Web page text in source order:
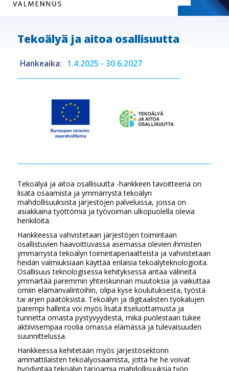
Tekoälyä ja aitoa osallisuutta
Hankeaika: 1.4.2025 - 30.6.2027
Tekoälyä ja aitoa osallisuutta -hankkeen tavoitteena on
lisätä osaamista ja ymmärrystä tekoälyn
mahdollisuuksista järjestöjen palveluissa, joissa on
asiakkaina työttömiä ja työvoiman ulkopuolella olevia
henkilöitä.
Hankkeessa vahvistetaan järjestöjen toimintaan
osallistuvien haavoittuvassa asemassa olevien ihmisten
ymmärrystä tekoälyn toimintaperiaatteista ja vahvistetaan
heidän valmiuksiaan käyttää erilaisia tekoälyteknologioita.
Osallisuus teknologisessa kehityksessä antaa välineitä
ymmärtää paremmin yhteiskunnan muutoksia ja vaikuttaa
omiin elämänvalintoihin, olipa kyse koulutuksesta, työstä
tai arjen päätöksistä. Tekoälyn ja digitaalisten työkalujen
parempi hallinta voi myös lisätä itseluottamusta ja
tunnetta omasta pystyvyydestä, mikä puolestaan tukee
aktiivisempaa roolia omassa elämässä ja tulevaisuuden
suunnittelussa.
Hankkeessa kehitetään myös järjestösektorin
ammattilaisten tekoälyosaamista, jotta he he voivat
hyödyntää tekoälyn tarjoamia mahdollisuuksia työn